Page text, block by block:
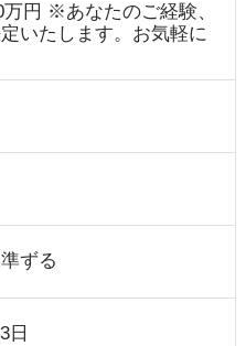
円 ※あなたのご経験、
いたします。お気軽に
ずる
日